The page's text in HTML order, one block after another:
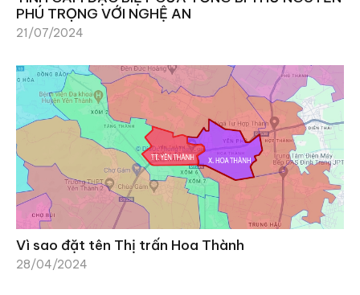
PHÚ TRỌNG VỚI NGHỆ AN
21/07/2024
Vì sao đặt tên Thị trấn Hoa Thành
28/04/2024